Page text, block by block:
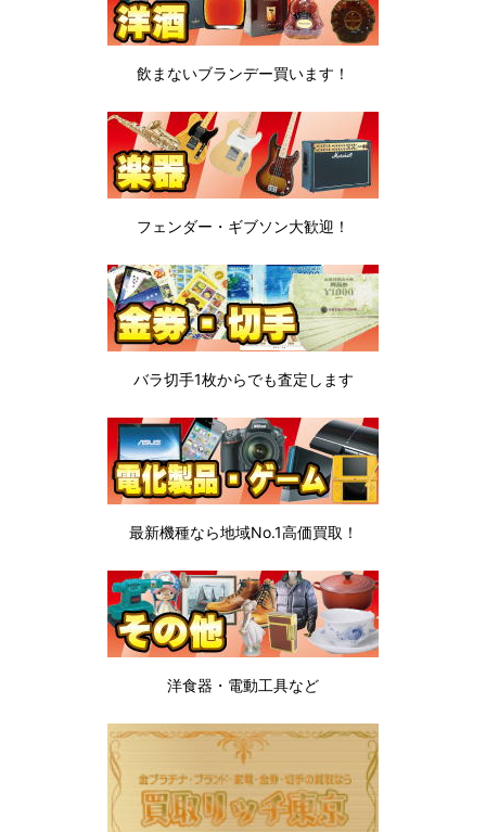
飲まないブランデー買います！
フェンダー・ギブソン大歓迎！
バラ切手1枚からでも査定します
最新機種なら地域No.1高価買取！
洋食器・電動工具など